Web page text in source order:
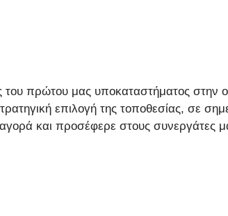
του πρώτου μας υποκαταστήματος
επιλογή της τοποθεσίας, σε
και προσέφερε στους συνεργάτες